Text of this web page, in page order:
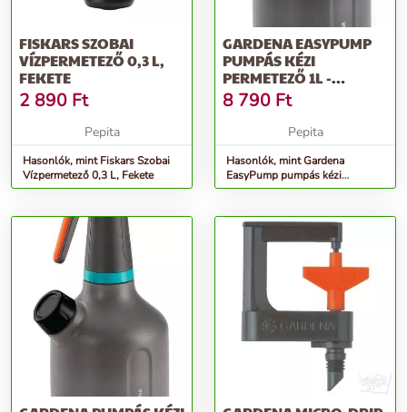
FISKARS SZOBAI
VÍZPERMETEZŐ 0,3 L,
FEKETE
2 890 Ft
Pepita
Hasonlók, mint Fiskars Szobai
Vízpermetező 0,3 L, Fekete
GARDENA EASYPUMP
PUMPÁS KÉZI
PERMETEZŐ 1L -
SZÜRKE
8 790 Ft
Pepita
Hasonlók, mint Gardena
EasyPump pumpás kézi
Permetező 1l - szürke